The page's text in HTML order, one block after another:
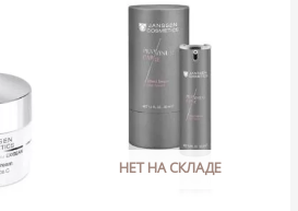
НЕТ НА СКЛАДЕ